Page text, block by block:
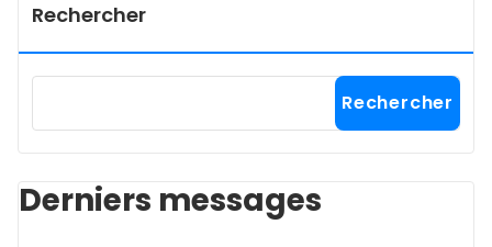
Rechercher
Rechercher
Derniers messages